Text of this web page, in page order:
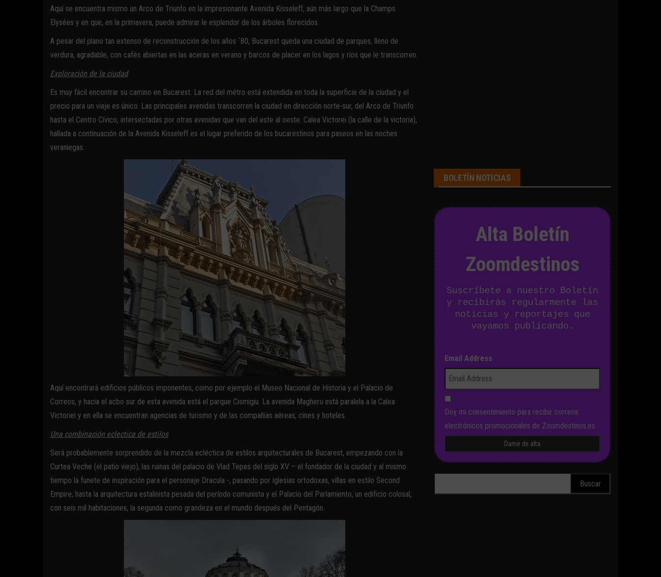
Aquí se encuentra mismo un Arco de Triunfo en la impresionante Avenida Kisseleff, aún más largo que la Champs
Elysées y en que, en la primavera, puede admirar le esplendor de los árboles florecidos.
A pesar del plano tan extenso de reconstrucción de los años ´80, Bucarest queda una ciudad de parques, lleno de
verdura, agradable, con cafés abiertas en las aceras en verano y barcos de placer en los lagos y ríos que le transcorren.
Exploración de la ciudad
Es muy fácil encontrar su camino en Bucarest. La red del métro está extendida en toda la superficie de la ciudad y el
precio para un viaje es único. Las principales avenidas transcorren la ciudad en dirección norte-sur, del Arco de Triunfo
hasta el Centro Cívico, intersectadas por otras avenidas que van del este al oeste. Calea Victorei (la calle de la victoria),
hallada a continuación de la Avenida Kisseleff es el lugar preferido de los bucarestinos para paseos en las noches
veraniegas.
Aquí encontrará edificios públicos imponentes, como por ejemplo el Museo Nacional de Historia y el Palacio de
Correos, y hacia el acbo sur de esta avenida está el parque Cismigiu. La avenida Magheru está paralela a la Calea
Victoriei y en ella se encuentran agencias de turismo y de las compañías aéreas, cines y hoteles.
Una combinación eclectica de estilos
Será probablemente sorprendido de la mezcla ecléctica de estilos arquitecturales de Bucarest, empezando con la
Curtea Veche (el patio viejo), las ruinas del palacio de Vlad Tepes del siglo XV – el fondador de la ciudad y al mismo
tiempo la funete de inspiración para el personaje Dracula -, pasando por iglesias ortodoxas, villas en estilo Second
Empire, hasta la arquitectura estalinista pesada del período comunista y el Palacio del Parlamiento, un edificio colosal,
con seis mil habitaciones, la segunda como grandeza en el mundo después del Pentagón.
BOLETÍN NOTICIAS
Alta Boletín
Zoomdestinos
Suscríbete a nuestro Boletín
y recibirás regularmente las
noticias y reportajes que
vayamos publicando.
Email Address
Doy mi consentimiento para recibir correos
electrónicos promocionales de Zoomdestinos.es